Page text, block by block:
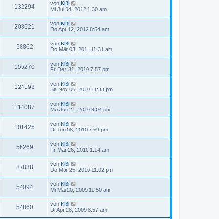
132294 von KlBi
Mi Jul 04, 2012 1:30 am
208621 von KlBi
Do Apr 12, 2012 8:54 am
58862 von KlBi
Do Mär 03, 2011 11:31 am
155270 von KlBi
Fr Dez 31, 2010 7:57 pm
124198 von KlBi
Sa Nov 06, 2010 11:33 pm
114087 von KlBi
Mo Jun 21, 2010 9:04 pm
101425 von KlBi
Di Jun 08, 2010 7:59 pm
56269 von KlBi
Fr Mär 26, 2010 1:14 am
87838 von KlBi
Do Mär 25, 2010 11:02 pm
54094 von KlBi
Mi Mai 20, 2009 11:50 am
54860 von KlBi
Di Apr 28, 2009 8:57 am